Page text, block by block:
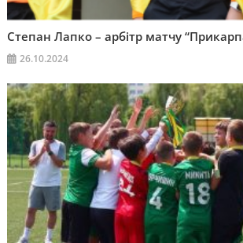
Степан Лапко – арбітр матчу
26.10.2024